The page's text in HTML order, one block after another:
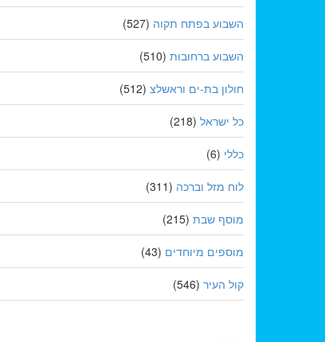
השבוע בפתח תקוה (527)
השבוע ברחובות (510)
חולון בת-ים וראשלצ (512)
כל ישראל (218)
כללי (6)
לוח מזל וברכה (311)
מוסף שבת (215)
מוספים מיוחדים (43)
קול העיר (546)